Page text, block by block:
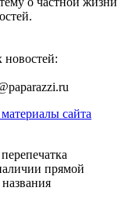
новостей:
сайта
прямой